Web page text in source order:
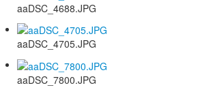
aaDSC_4688.JPG
aaDSC_4705.JPG
aaDSC_7800.JPG